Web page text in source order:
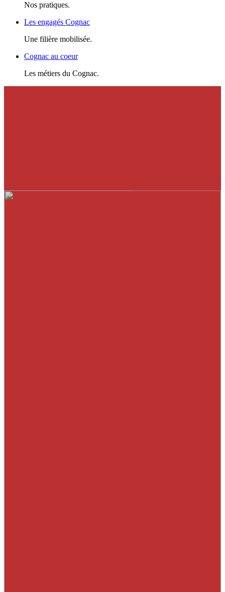
Nos pratiques.
Les engagés Cognac
Une filière mobilisée.
Cognac au coeur
Les métiers du Cognac.